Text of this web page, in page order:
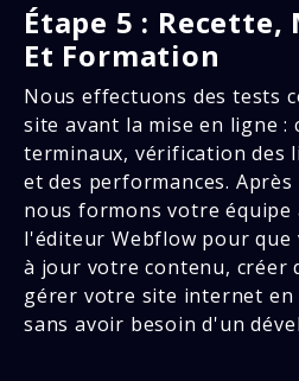
Étape 5 : Recette,
Et Formation
Nous effectuons des tests
site avant la mise en ligne
terminaux, vérification des
et des performances.
nous formons votre
l'éditeur Webflow pour que
à jour votre contenu, créer
gérer votre site internet
sans avoir besoin d'un